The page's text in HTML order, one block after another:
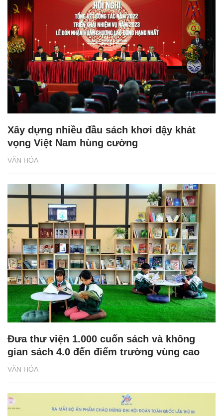
VĂN HÓA
Xây dựng nhiều đầu sách khơi dậy khát
vọng Việt Nam hùng cường
VĂN HÓA
Đưa thư viện 1.000 cuốn sách và không
gian sách 4.0 đến điểm trường vùng cao